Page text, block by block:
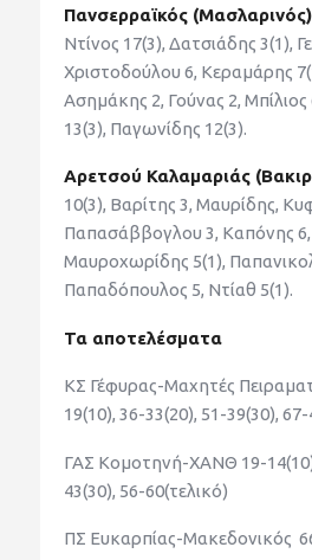
Πανσερραϊκός
Ντίνος 17(3), Δατσιάδης 3(1),
Χριστοδούλου 6, Κεραμάρης
Ασημάκης 2, Γούνας 2, Μπίλιος
13(3), Παγωνίδης 12(3).
Αρετσού Καλαμαριάς
10(3), Βαρίτης 3, Μαυρίδης,
Παπασάββογλου 3, Καπόνης
Μαυροχωρίδης 5(1),
Παπαδόπουλος 5, Ντίαθ 5(1).
Τα αποτελέσματα
ΚΣ Γέφυρας-Μαχητές
19(10), 36-33(20), 51-39(30), 67-
ΓΑΣ Κομοτηνή-ΧΑΝΘ 19-
43(30), 56-60(τελικό)
ΠΣ Ευκαρπίας-Μακεδονικός